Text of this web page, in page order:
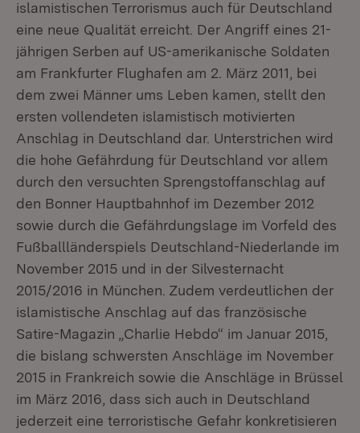
islamistischen Terrorismus auch für Deutschland
eine neue Qualität erreicht. Der Angriff eines 21-
jährigen Serben auf US-amerikanische Soldaten
am Frankfurter Flughafen am 2. März 2011, bei
dem zwei Männer ums Leben kamen, stellt den
ersten vollendeten islamistisch motivierten
Anschlag in Deutschland dar. Unterstrichen wird
die hohe Gefährdung für Deutschland vor allem
durch den versuchten Sprengstoffanschlag auf
den Bonner Hauptbahnhof im Dezember 2012
sowie durch die Gefährdungslage im Vorfeld des
Fußballländerspiels Deutschland-Niederlande im
November 2015 und in der Silvesternacht
2015/2016 in München. Zudem verdeutlichen der
islamistische Anschlag auf das französische
Satire-Magazin „Charlie Hebdo“ im Januar 2015,
die bislang schwersten Anschläge im November
2015 in Frankreich sowie die Anschläge in Brüssel
im März 2016, dass sich auch in Deutschland
jederzeit eine terroristische Gefahr konkretisieren